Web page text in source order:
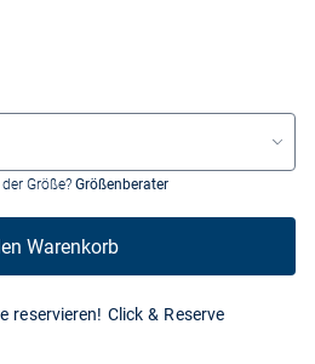
Größe? Größenberater
Warenkorb
reservieren! Click & Reserve